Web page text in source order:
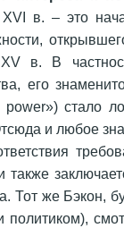
XVI в. – это
в. В
его
стало
и любое
также
Тот же Бэкон,
политиком),